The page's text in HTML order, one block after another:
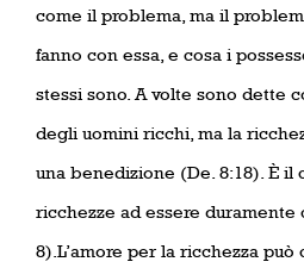
come il problema, ma il
fanno con essa, e cosa i
stessi sono. A volte sono dette
degli uomini ricchi, ma la
una benedizione (De. 8:18). È il
ricchezze ad essere duramente
8).L’amore per la ricchezza può